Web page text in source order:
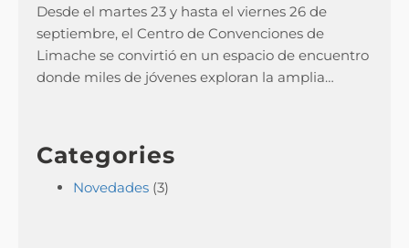
Desde el martes 23 y hasta el viernes 26 de
septiembre, el Centro de Convenciones de
Limache se convirtió en un espacio de encuentro
donde miles de jóvenes exploran la amplia…
Categories
Novedades (3)